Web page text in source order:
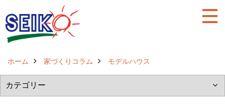
ホーム 家づくりコラム モデルハウス